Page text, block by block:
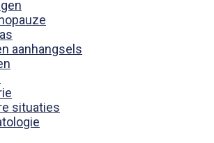
aanhangsels
situaties